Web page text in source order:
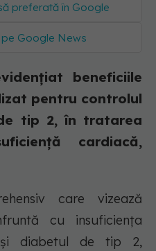
preferată în Google
pe Google News
beneficiile
pentru controlul
tip 2, în tratarea
cardiacă,
care vizează
cu insuficiența
și diabetul de tip 2,